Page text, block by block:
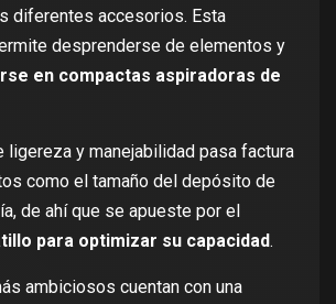
diferentes accesorios. Esta
desprenderse de elementos y
en compactas aspiradoras de
ligereza y manejabilidad pasa factura
como el tamaño del depósito de
de ahí que se apueste por el
para optimizar su capacidad.
ambiciosos cuentan con una